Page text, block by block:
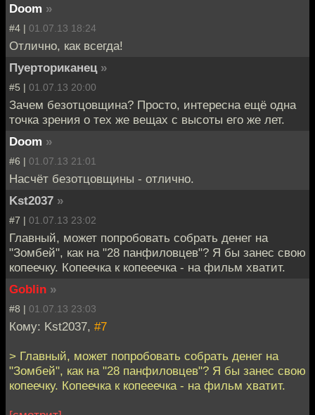
Doom »
#4 | 01.07.13 18:24
Отлично, как всегда!
Пуерториканец »
#5 | 01.07.13 20:00
Зачем безотцовщина? Просто, интересна ещё одна
точка зрения о тех же вещах с высоты его же лет.
Doom »
#6 | 01.07.13 21:01
Насчёт безотцовщины - отлично.
Kst2037 »
#7 | 01.07.13 23:02
Главный, может попробовать собрать денег на
"Зомбей", как на "28 панфиловцев"? Я бы занес свою
копеечку. Копеечка к копееечка - на фильм хватит.
Goblin »
#8 | 01.07.13 23:03
Кому: Kst2037, #7
> Главный, может попробовать собрать денег на
"Зомбей", как на "28 панфиловцев"? Я бы занес свою
копеечку. Копеечка к копееечка - на фильм хватит.